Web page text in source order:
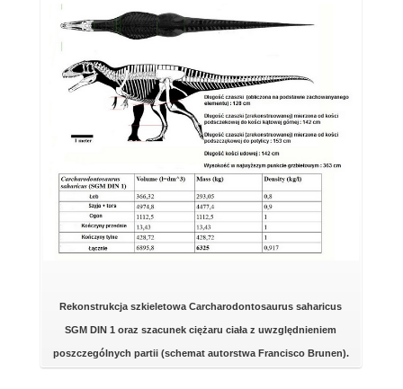
Rekonstrukcja szkieletowa Carcharodontosaurus saharicus
SGM DIN 1 oraz szacunek ciężaru ciała z uwzględnieniem
poszczególnych partii (schemat autorstwa Francisco Brunen).